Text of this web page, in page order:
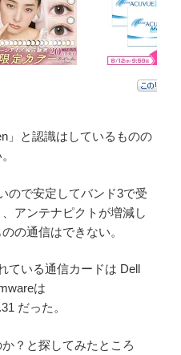
」と認識はしているものの
ので安定してバンド3で受
アンテナピクトが増減し
の通信はできない。
ている通信カードは Dell
は
だった。
？と探してみたところ